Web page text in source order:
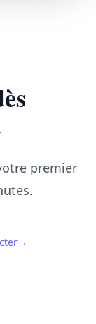
premier
→